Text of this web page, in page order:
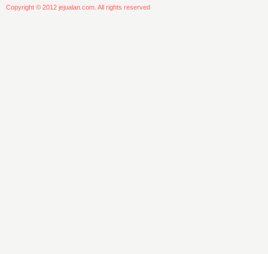
Copyright © 2012 jejualan.com. All rights reserved